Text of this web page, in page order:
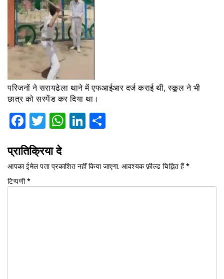
परिजनों ने सरायढेला थाने में एफआईआर दर्ज कराई थी, स्कूल ने भी
छात्र को सस्पेंड कर दिया था।
Facebook
Twitter
WhatsApp
LinkedIn
प्रातिक्रिया दे
आपका ईमेल पता प्रकाशित नहीं किया जाएगा. आवश्यक फ़ील्ड चिह्नित हैं*
टिप्पणी*